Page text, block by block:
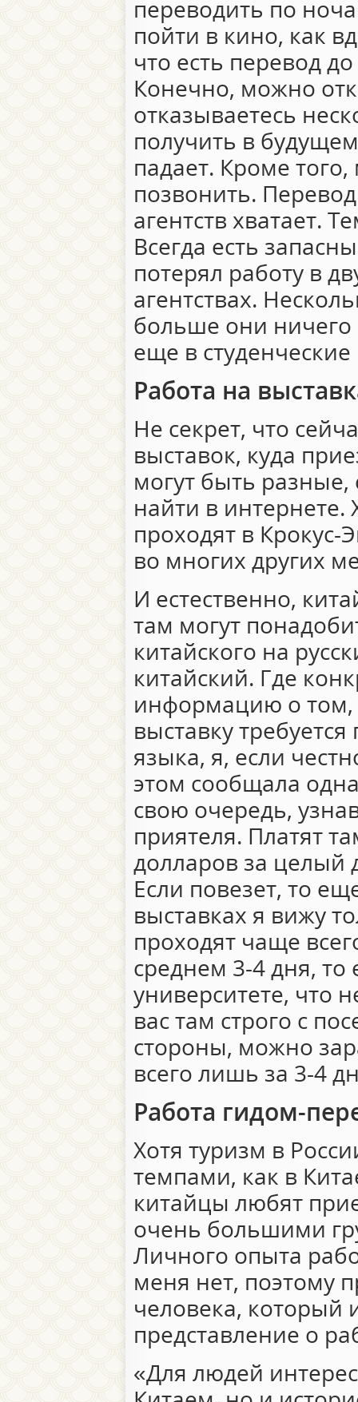
переводить по
пойти в кино, как
что есть перевод
Конечно, можно
отказываетесь
получить в
падает. Кроме
позвонить.
агентств хватает.
Всегда есть
потерял работу в
агентствах.
больше они ничего
еще в
Работа на
Не секрет, что
выставок, куда
могут быть
найти в
проходят в Крокус-
во многих других
И естественно,
там могут
китайского на
китайский. Где
информацию о том,
выставку
языка, я, если
этом сообщала
свою очередь,
приятеля. Платят
долларов за целый
Если повезет, то
выставках я вижу
проходят чаще
среднем 3-4 дня, то
университете, что
вас там строго с
стороны, можно
всего лишь за 3-4
Работа гидом-
Хотя туризм в
темпами, как в
китайцы любят
очень большими
Личного опыта
меня нет, поэтому
человека, который
представление о
«Для людей